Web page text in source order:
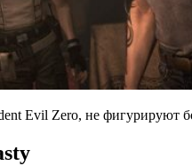
Evil Zero, не фигурируют